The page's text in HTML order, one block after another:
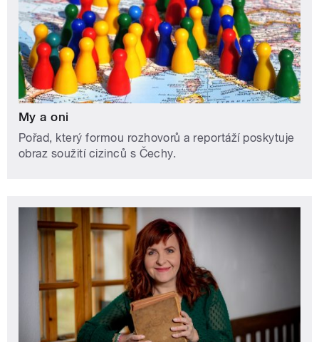
My a oni
Pořad, který formou rozhovorů a reportáží poskytuje
obraz soužití cizinců s Čechy.